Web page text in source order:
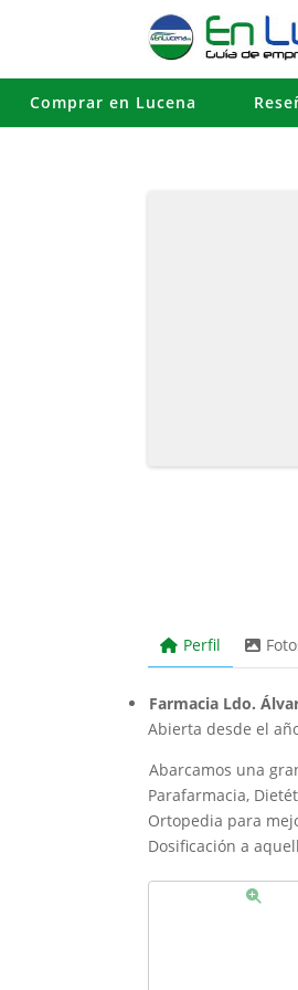
Comprar en Lucena
Perfil
Farmacia Ldo.
Abierta desde el
Abarcamos una
Parafarmacia,
Ortopedia para
Dosificación a